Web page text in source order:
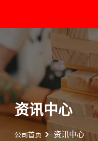
资讯中心
公司首页 资讯中心